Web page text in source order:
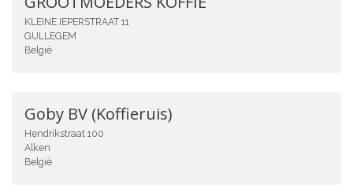
KLEINE IEPERSTRAAT 11
GULLEGEM
België
Goby BV (Koffieruis)
Hendrikstraat 100
Alken
België